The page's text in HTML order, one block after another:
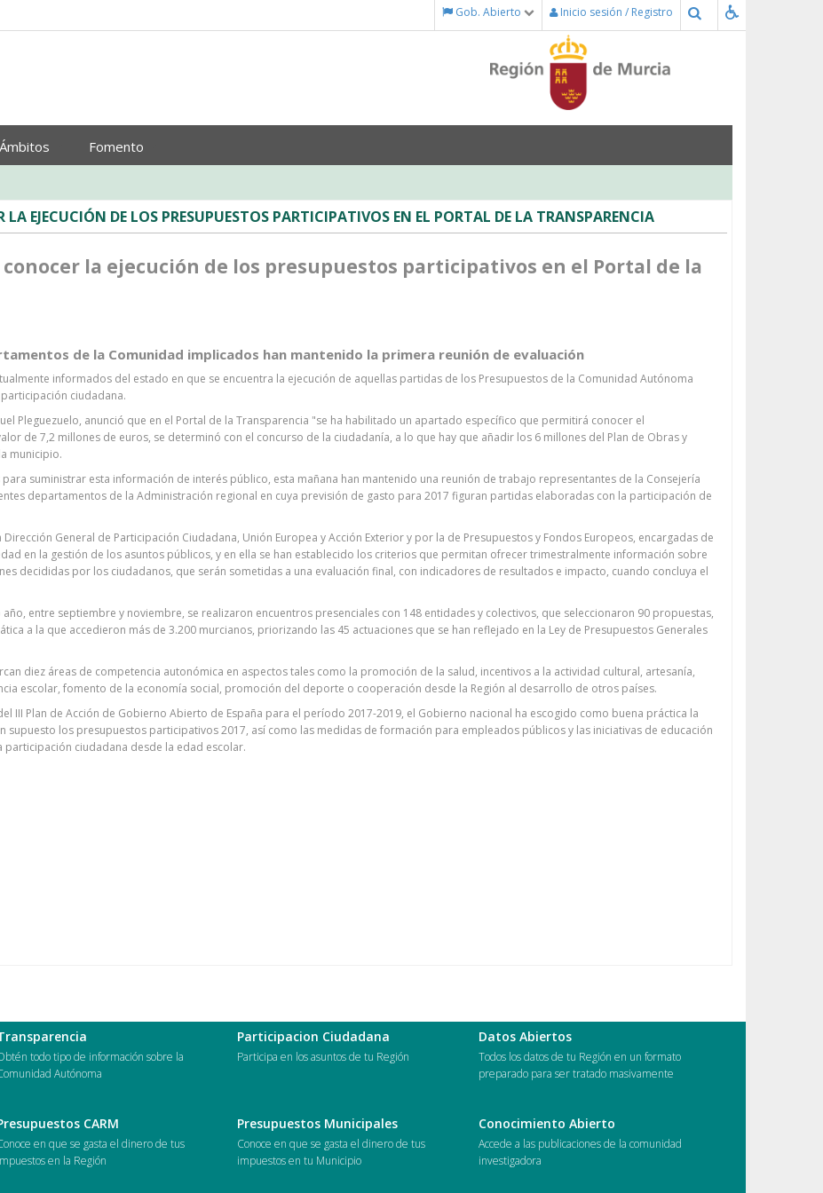
Gob. Abierto Inicio sesión / Registro Buscar
Ámbitos Fomento
EJECUCIÓN DE LOS PRESUPUESTOS PARTICIPATIVOS EN EL PORTAL DE LA TRANSPARENCIA
la ejecución de los presupuestos participativos en el Portal de la
de la Comunidad implicados han mantenido la primera reunión de evaluación
informados del estado en que se encuentra la ejecución de aquellas partidas de los Presupuestos de la Comunidad Autónoma
ciudadana.
Pleguezuelo, anunció que en el Portal de la Transparencia "se ha habilitado un apartado específico que permitirá conocer el
de 7,2 millones de euros, se determinó con el concurso de la ciudadanía, a lo que hay que añadir los 6 millones del Plan de Obras y
municipio.
suministrar esta información de interés público, esta mañana han mantenido una reunión de trabajo representantes de la Consejería
departamentos de la Administración regional en cuya previsión de gasto para 2017 figuran partidas elaboradas con la participación de
General de Participación Ciudadana, Unión Europea y Acción Exterior y por la de Presupuestos y Fondos Europeos, encargadas de
en la gestión de los asuntos públicos, y en ella se han establecido los criterios que permitan ofrecer trimestralmente información sobre
decididas por los ciudadanos, que serán sometidas a una evaluación final, con indicadores de resultados e impacto, cuando concluya el
entre septiembre y noviembre, se realizaron encuentros presenciales con 148 entidades y colectivos, que seleccionaron 90 propuestas,
a la que accedieron más de 3.200 murcianos, priorizando las 45 actuaciones que se han reflejado en la Ley de Presupuestos Generales
diez áreas de competencia autonómica en aspectos tales como la promoción de la salud, incentivos a la actividad cultural, artesanía,
escolar, fomento de la economía social, promoción del deporte o cooperación desde la Región al desarrollo de otros países.
III Plan de Acción de Gobierno Abierto de España para el período 2017-2019, el Gobierno nacional ha escogido como buena práctica la
supuesto los presupuestos participativos 2017, así como las medidas de formación para empleados públicos y las iniciativas de educación
ciudadana desde la edad escolar.
todo tipo de información sobre la
Autónoma
Participacion Ciudadana
Participa en los asuntos de tu Región
Datos Abiertos
Todos los datos de tu Región en un formato
preparado para ser tratado masivamente
CARM
en que se gasta el dinero de tus
en la Región
Presupuestos Municipales
Conoce en que se gasta el dinero de tus
impuestos en tu Municipio
Conocimiento Abierto
Accede a las publicaciones de la comunidad
investigadora